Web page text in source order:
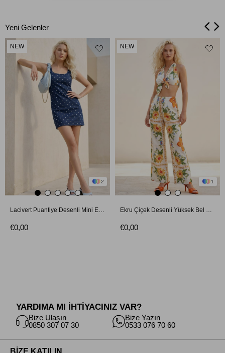
Yeni Gelenler
2
€0,00
NEW
1
€0,00
NEW
YARDIMA MI İHTİYACINIZ VAR?
Bize Ulaşın
0850 307 07 30
Bize Yazın
0533 076 70 60
BİZE KATILIN